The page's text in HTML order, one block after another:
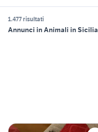
1.477 risultati
Annunci in Animali in Sicilia